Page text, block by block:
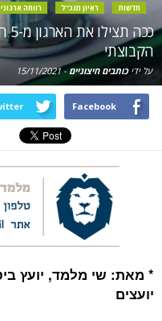
חדשות
ראיון מנכ"ל רווחה
הקבוצתי
על ידיכותבים חיצוניים-
15/11/2021
Facebook
* מאת: שי מלמד, יועץ
יועצים